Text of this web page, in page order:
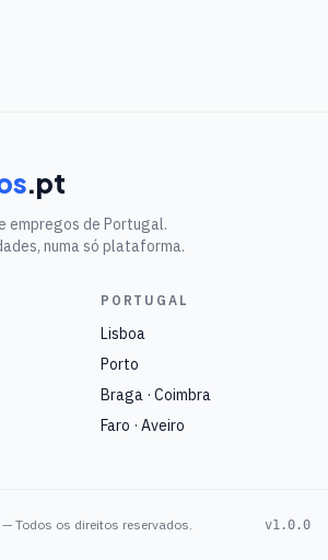
.pt
empregos de Portugal.
numa só plataforma.
PORTUGAL
Lisboa
Porto
Braga · Coimbra
Faro · Aveiro
Todos os direitos reservados. v1.0.0